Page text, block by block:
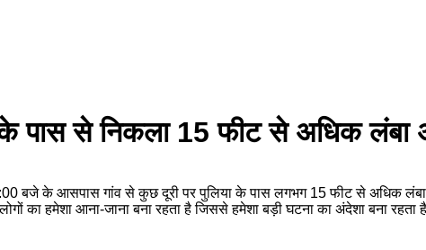
के पास से निकला 15 फीट से अधिक लंबा
बजे के आसपास गांव से कुछ दूरी पर पुलिया के पास लगभग 15 फीट से अधिक
का हमेशा आना-जाना बना रहता है जिससे हमेशा बड़ी घटना का अंदेशा बना रहता